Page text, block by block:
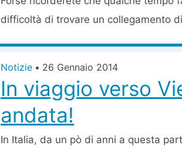
difficoltà di trovare un collegamento
Notizie • 26 Gennaio 2014
In viaggio verso
andata!
In Italia, da un pò di anni a questa